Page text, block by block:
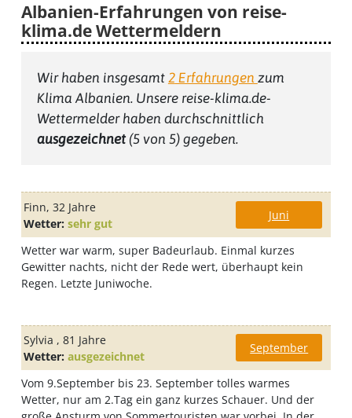
Albanien-Erfahrungen von reise-
klima.de Wettermeldern
Wir haben insgesamt 2Erfahrungen zum
Klima Albanien. Unsere reise-klima.de-
Wettermelder haben durchschnittlich
ausgezeichnet(5von 5) gegeben.
Finn, 32 Jahre
Juni
Wetter: sehr gut
Wetter war warm, super Badeurlaub. Einmal kurzes
Gewitter nachts, nicht der Rede wert, überhaupt kein
Regen. Letzte Juniwoche.
Sylvia , 81 Jahre
September
Wetter: ausgezeichnet
Vom 9.September bis 23. September tolles warmes
Wetter, nur am 2.Tag ein ganz kurzes Schauer. Und der